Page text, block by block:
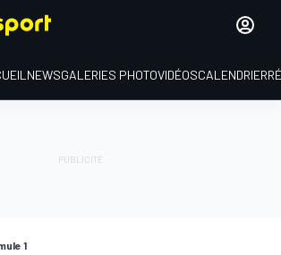
NEWSGALERIES PHOTOVIDÉOSCALENDRIER
1